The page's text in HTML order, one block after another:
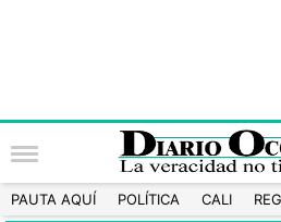
PAUTA AQUÍ POLÍTICA CALI